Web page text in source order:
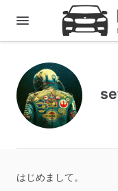
はじめまして。